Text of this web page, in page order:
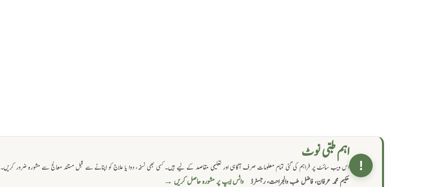
!
اہم طبی نوٹ
اس ویب سائٹ پر فراہم کی گئی تمام معلومات صرف آگاہی اور تعلیمی مقاصد کے لیے ہیں۔ کسی بھی نسخہ، دوا یا علاج کو اپنانے سے قبل مستند معالج سے مشورہ ضرور کریں۔
حکیم محمد عرفان، فاضل طب والجراحت، رجسٹرڈ واٹس ایپ پر مشورہ حاصل کریں →